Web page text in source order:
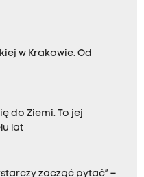
w Krakowie. Od
do Ziemi. To jej
lat
zacząć pytać” –